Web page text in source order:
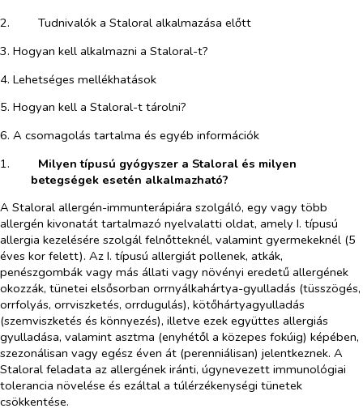
2.​
Tudnivalók a Staloral alkalmazása előtt
3. Hogyan kell alkalmazni a Staloral-t?
4. Lehetséges mellékhatások
5. Hogyan kell a Staloral-t tárolni?
6. A csomagolás tartalma és egyéb információk
1.​
Milyen típusú gyógyszer a Staloral és milyen
betegségek esetén alkalmazható?
A Staloral allergén-immunterápiára szolgáló, egy vagy több
allergén kivonatát tartalmazó nyelvalatti oldat, amely I. típusú
allergia kezelésére szolgál felnőtteknél, valamint gyermekeknél (5
éves kor felett). Az I. típusú allergiát pollenek, atkák,
penészgombák vagy más állati vagy növényi eredetű allergének
okozzák, tünetei elsősorban orrnyálkahártya-gyulladás (tüsszögés,
orrfolyás, orrviszketés, orrdugulás), kötőhártyagyulladás
(szemviszketés és könnyezés), illetve ezek együttes allergiás
gyulladása, valamint asztma (enyhétől a közepes fokúig) képében,
szezonálisan vagy egész éven át (perenniálisan) jelentkeznek. A
Staloral feladata az allergének iránti, úgynevezett immunológiai
tolerancia növelése és ezáltal a túlérzékenységi tünetek
csökkentése.